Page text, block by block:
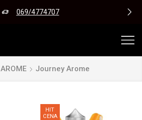
069/4774707
AROME Journey Arome
HIT
CENA